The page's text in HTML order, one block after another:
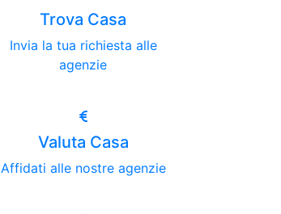
Trova Casa
Invia la tua richiesta alle
agenzie
Valuta Casa
Affidati alle nostre agenzie